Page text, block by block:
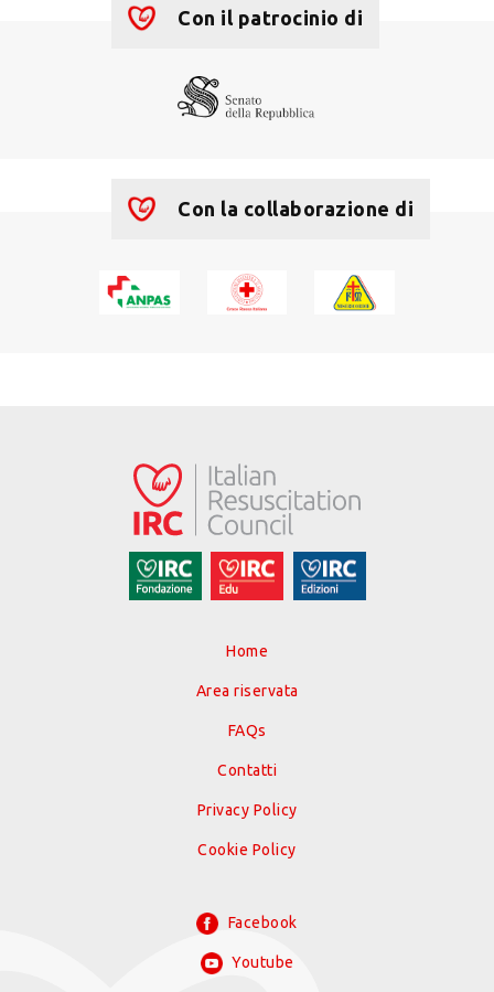
Con il patrocinio di
Con la collaborazione di
Home
Area riservata
FAQs
Contatti
Privacy Policy
Cookie Policy
Facebook
Youtube